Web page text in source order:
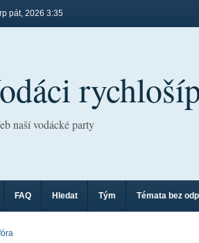
pát, 2026 3:35
naší vodácké party
FAQ Hledat Tým Témata bez